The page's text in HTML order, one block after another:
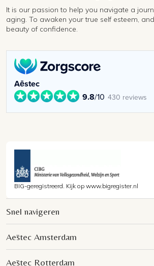
It is our passion to help you navigate a
aging. To awaken your true self esteem,
beauty of confidence.
Aēstec
9.8/10 430 reviews
BIG-geregistreerd. Kijk op www.bigregister.nl
Snel navigeren
Aēstec Amsterdam
Aēstec Rotterdam